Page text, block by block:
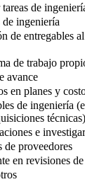
de
ingeniería
de entregables
de trabajo
avance
en planes y
de ingeniería
técnicas)
e
de proveedores
en revisiones